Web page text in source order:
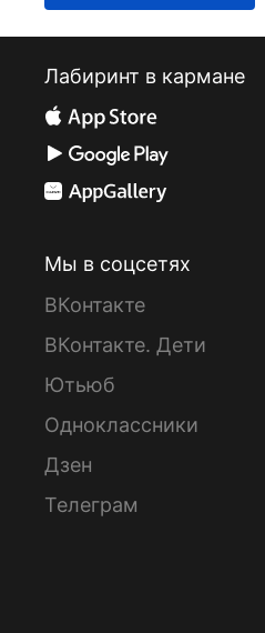
Лабиринт в кармане
Мы в соцсетях
ВКонтакте
ВКонтакте. Дети
Ютьюб
Одноклассники
Дзен
Телеграм